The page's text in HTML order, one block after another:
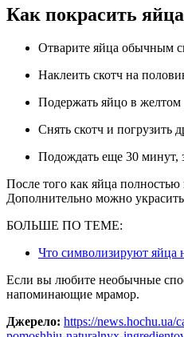
Как покрасить яйца
Отварите яйца обычным
Наклеить скотч на
Подержать яйцо в
Снять скотч и
Подождать еще 30
После того как яйца
Дополнительно можно
БОЛЬШЕ ПО ТЕМЕ:
Что символизируют
Если вы любите необычные
напоминающие мрамор.
Джерело: https://news.hochu.ua/